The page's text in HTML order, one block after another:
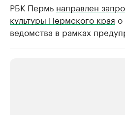
РБК Пермь направлен
культуры Пермского края о
ведомства в рамках